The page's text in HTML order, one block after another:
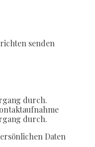
senden
durch.
durch.
Daten